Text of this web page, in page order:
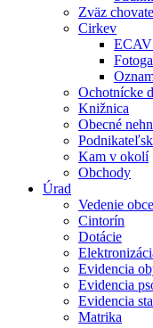
Zväz
Cirkev
Ochotnícke
Knižnica
Obecné
Kam v okolí
Obchody
Úrad
Vedenie obce
Cintorín
Dotácie
Evidencia
Evidencia
Evidencia
Matrika